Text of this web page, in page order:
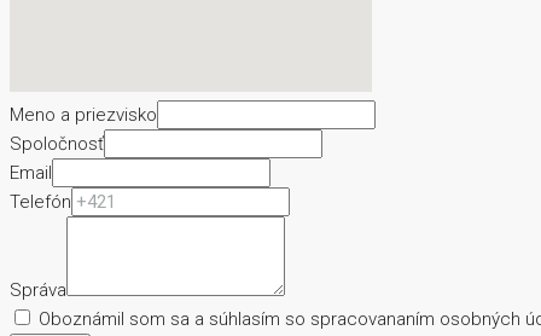
Meno a priezvisko
Spoločnosť
Email
Telefón
Správa
Oboznámil som sa a súhlasím so spracovananím osobných